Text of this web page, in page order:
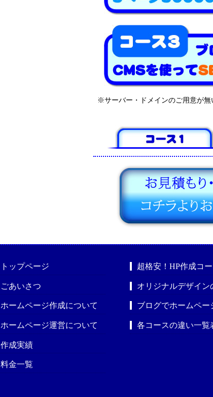
※サーバー・ドメインのご用意が無
トップページ
ごあいさつ
ホームページ作成について
ホームページ運営について
作成実績
料金一覧
超格安！HP作成コ
オリジナルデザイン
ブログでホームペー
各コースの違い一覧